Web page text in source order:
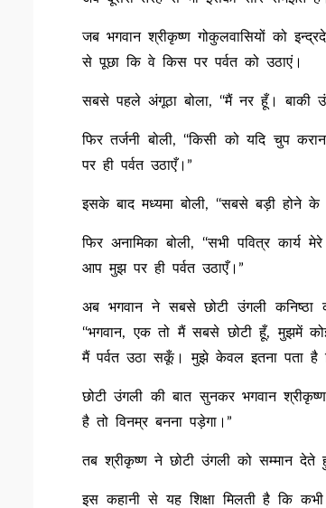
जब भगवान श्रीकृष्ण गोकुलवासियों को
से पूछा कि वे किस पर पर्वत को उठाएं।
सबसे पहले अंगूठा बोला, ‘‘मैं नर हूँ। बाकी
फिर तर्जनी बोली, ‘‘किसी को यदि चुप
पर ही पर्वत उठाएँ।”
इसके बाद मध्यमा बोली, ‘‘सबसे बड़ी होने
फिर अनामिका बोली, ‘‘सभी पवित्र कार्य
आप मुझ पर ही पर्वत उठाएँ।”
अब भगवान ने सबसे छोटी उंगली
‘‘भगवान, एक तो मैं सबसे छोटी हूँ, मुझमें
मैं पर्वत उठा सकूँ। मुझे केवल इतना पता
छोटी उंगली की बात सुनकर भगवान
है तो विनम्र बनना पड़ेगा।”
तब श्रीकृष्ण ने छोटी उंगली को सम्मान देते
इस कहानी से यह शिक्षा मिलती है कि